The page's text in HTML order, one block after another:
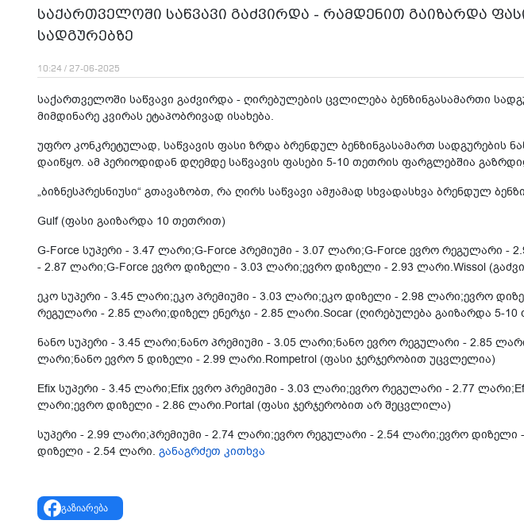
საქართველოში საწვავი გაძვირდა - რამდენით გაიზარდა
სადგურებზე
10:24 / 27-06-2025
საქართველოში საწვავი გაძვირდა - ღირებულების ცვლილება ბენზინგასამართი
მიმდინარე კვირას ეტაპობრივად ისახება.
უფრო კონკრეტულად, საწვავის ფასი ზრდა ბრენდულ ბენზინგასამართ სადგურების
დაიწყო. ამ პერიოდიდან დღემდე საწვავის ფასები 5-10 თეთრის ფარგლებშია
„ბიზნესპრესნიუსი“ გთავაზობთ, რა ღირს საწვავი ამჟამად სხვადასხვა ბრენდულ
Gulf (ფასი გაიზარდა 10 თეთრით)
G-Force სუპერი - 3.47 ლარი;G-Force პრემიუმი - 3.07 ლარი;G-Force ევრო რეგულარი -
- 2.87 ლარი;G-Force ევრო დიზელი - 3.03 ლარი;ევრო დიზელი - 2.93 ლარი.Wissol
ეკო სუპერი - 3.45 ლარი;ეკო პრემიუმი - 3.03 ლარი;ეკო დიზელი - 2.98 ლარი;ევრო
რეგულარი - 2.85 ლარი;დიზელ ენერჯი - 2.85 ლარი.Socar (ღირებულება გაიზარდა 5-
ნანო სუპერი - 3.45 ლარი;ნანო პრემიუმი - 3.05 ლარი;ნანო ევრო რეგულარი - 2.85
ლარი;ნანო ევრო 5 დიზელი - 2.99 ლარი.Rompetrol (ფასი ჯერჯერობით უცვლელია)
Efix სუპერი - 3.45 ლარი;Efix ევრო პრემიუმი - 3.03 ლარი;ევრო რეგულარი - 2.77
ლარი;ევრო დიზელი - 2.86 ლარი.Portal (ფასი ჯერჯერობით არ შეცვლილა)
სუპერი - 2.99 ლარი;პრემიუმი - 2.74 ლარი;ევრო რეგულარი - 2.54 ლარი;ევრო დიზელი
დიზელი - 2.54 ლარი. განაგრძეთ კითხვა
გაზიარება